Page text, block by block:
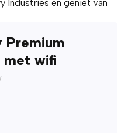
Industries en geniet van
Premium
wifi